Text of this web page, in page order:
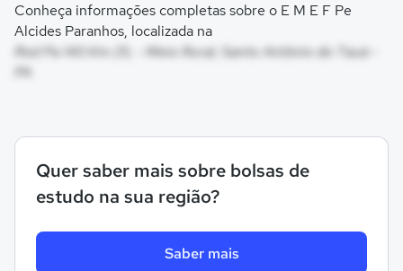
Conheça informações completas sobre o E M E F Pe
Alcides Paranhos, localizada na
Rod Pa 140 Km 25, - Meio Rural, Santo Antônio do Tauá -
Quer saber mais sobre bolsas de
estudo na sua região?
Saber mais